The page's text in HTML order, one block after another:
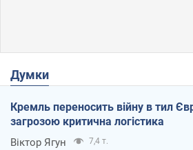
Думки
Кремль переносить війну в тил
загрозою критична логістика
Віктор Ягун 7,4 т.